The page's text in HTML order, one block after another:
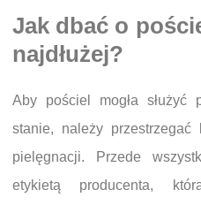
Jak dbać o
najdłużej?
Aby pościel mogła służyć
stanie, należy
pielęgnacji. Przede
etykietą producenta,